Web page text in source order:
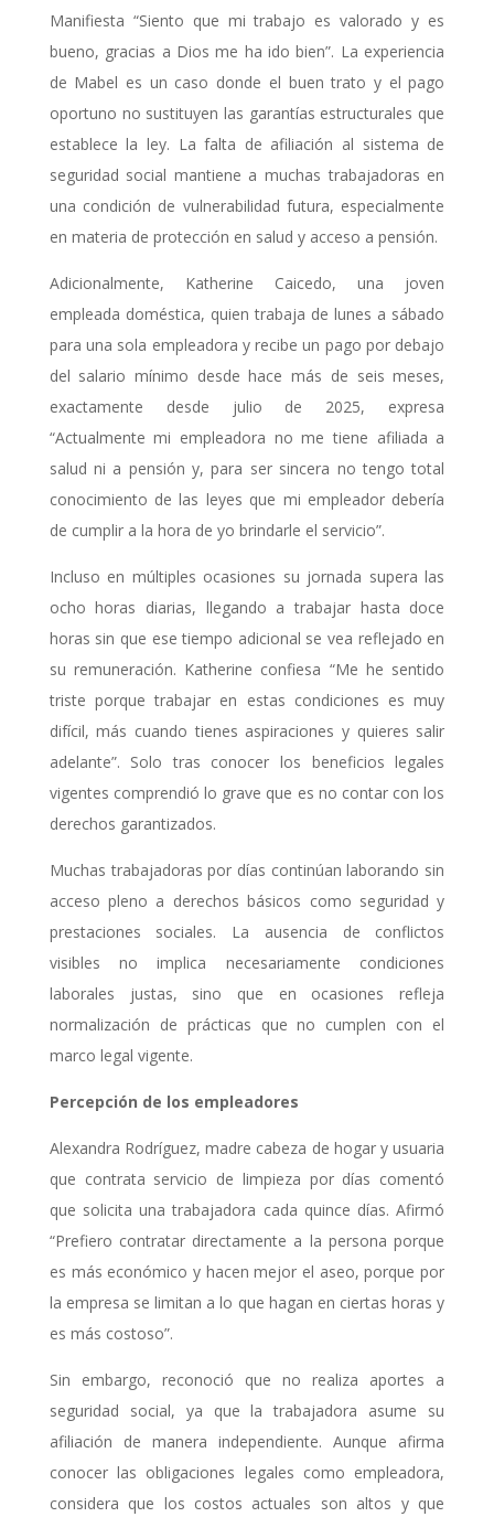
Manifiesta “Siento que mi trabajo es valorado y es
bueno, gracias a Dios me ha ido bien”. La experiencia
de Mabel es un caso donde el buen trato y el pago
oportuno no sustituyen las garantías estructurales que
establece la ley. La falta de afiliación al sistema de
seguridad social mantiene a muchas trabajadoras en
una condición de vulnerabilidad futura, especialmente
en materia de protección en salud y acceso a pensión.
Adicionalmente, Katherine Caicedo, una joven
empleada doméstica, quien trabaja de lunes a sábado
para una sola empleadora y recibe un pago por debajo
del salario mínimo desde hace más de seis meses,
exactamente desde julio de 2025, expresa
“Actualmente mi empleadora no me tiene afiliada a
salud ni a pensión y, para ser sincera no tengo total
conocimiento de las leyes que mi empleador debería
de cumplir a la hora de yo brindarle el servicio”.
Incluso en múltiples ocasiones su jornada supera las
ocho horas diarias, llegando a trabajar hasta doce
horas sin que ese tiempo adicional se vea reflejado en
su remuneración. Katherine confiesa “Me he sentido
triste porque trabajar en estas condiciones es muy
difícil, más cuando tienes aspiraciones y quieres salir
adelante”. Solo tras conocer los beneficios legales
vigentes comprendió lo grave que es no contar con los
derechos garantizados.
Muchas trabajadoras por días continúan laborando sin
acceso pleno a derechos básicos como seguridad y
prestaciones sociales. La ausencia de conflictos
visibles no implica necesariamente condiciones
laborales justas, sino que en ocasiones refleja
normalización de prácticas que no cumplen con el
marco legal vigente.
Percepción de los empleadores
Alexandra Rodríguez, madre cabeza de hogar y usuaria
que contrata servicio de limpieza por días comentó
que solicita una trabajadora cada quince días. Afirmó
“Prefiero contratar directamente a la persona porque
es más económico y hacen mejor el aseo, porque por
la empresa se limitan a lo que hagan en ciertas horas y
es más costoso”.
Sin embargo, reconoció que no realiza aportes a
seguridad social, ya que la trabajadora asume su
afiliación de manera independiente. Aunque afirma
conocer las obligaciones legales como empleadora,
considera que los costos actuales son altos y que